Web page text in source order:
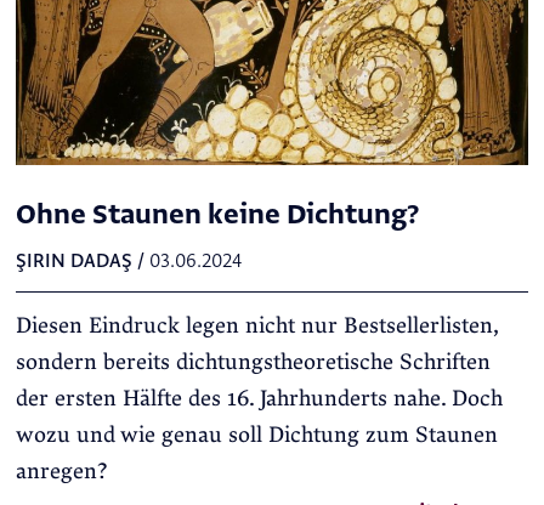
Ohne Staunen keine Dichtung?
ŞIRIN DADAŞ / 03.06.2024
Diesen Eindruck legen nicht nur Bestsellerlisten,
sondern bereits dichtungstheoretische Schriften
der ersten Hälfte des 16. Jahrhunderts nahe. Doch
wozu und wie genau soll Dichtung zum Staunen
anregen?